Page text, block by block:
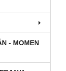
- MOMEN